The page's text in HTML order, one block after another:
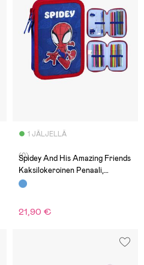
1 JÄLJELLÄ
(0)
Spidey And His Amazing Friends
Kaksilokeroinen Penaali,
Sininen/Punainen
21,90 €